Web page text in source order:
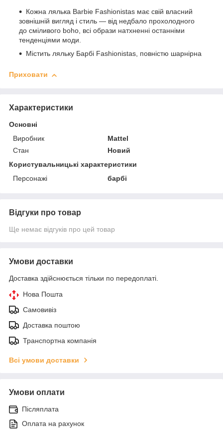
Кожна лялька Barbie Fashionistas має свій власний
зовнішній вигляд і стиль — від недбало прохолодного
до сміливого boho, всі образи натхненні останніми
тенденціями моди.
Містить ляльку Барбі Fashionistas, повністю шарнірна
Приховати
Характеристики
Основні
Виробник
Mattel
Стан
Новий
Користувальницькі характеристики
Персонажі
барбі
Відгуки про товар
Ще немає відгуків про цей товар
Умови доставки
Доставка здійснюється тільки по передоплаті.
Нова Пошта
Самовивіз
Доставка поштою
Транспортна компанія
Всі умови доставки
Умови оплати
Післяплата
Оплата на рахунок